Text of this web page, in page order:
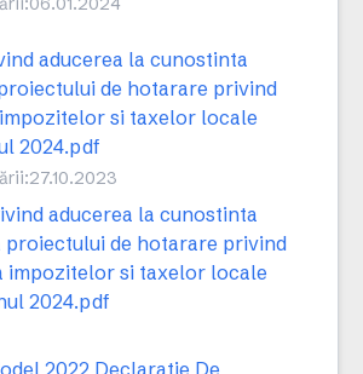
aducerea la cunostinta
de hotarare privind
si taxelor locale
2024.pdf
27.10.2023
aducerea la cunostinta
proiectului de hotarare privind
impozitelor si taxelor locale
2024.pdf
2022 Declaratie De